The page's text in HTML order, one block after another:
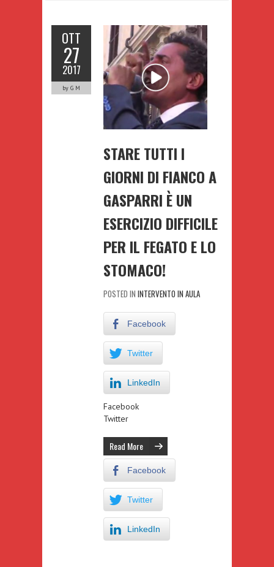
OTT
27
2017
by G M
STARE TUTTI I
GIORNI DI FIANCO A
GASPARRI È UN
ESERCIZIO DIFFICILE
PER IL FEGATO E LO
STOMACO!
POSTED IN INTERVENTO IN AULA
Facebook
Twitter
LinkedIn
Facebook
Twitter
Read More
Facebook
Twitter
LinkedIn